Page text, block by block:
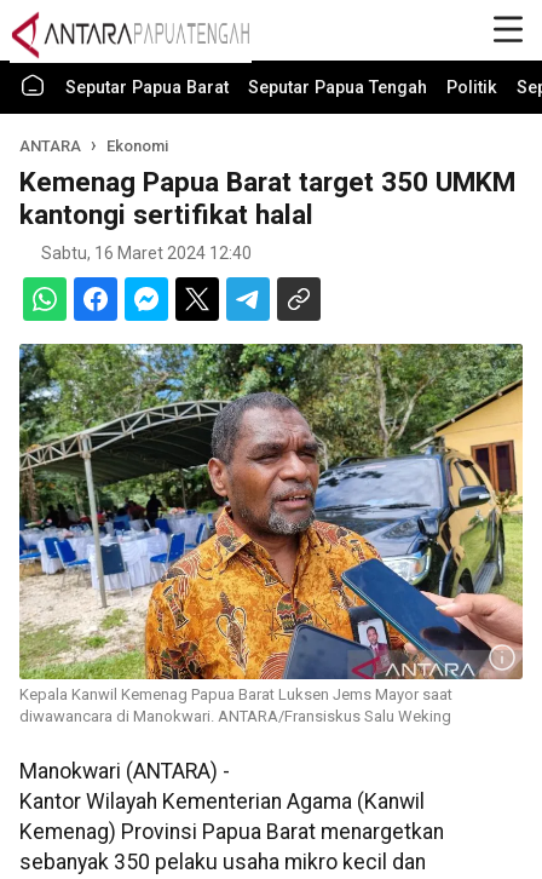
Seputar Papua Barat Seputar Papua Tengah Politik
ANTARA Ekonomi
Kemenag Papua Barat target 350 UMKM
kantongi sertifikat halal
Sabtu, 16 Maret 2024 12:40
Kepala Kanwil Kemenag Papua Barat Luksen Jems Mayor saat
diwawancara di Manokwari. ANTARA/Fransiskus Salu Weking
Manokwari (ANTARA) -
Kantor Wilayah Kementerian Agama (Kanwil
Kemenag) Provinsi Papua Barat menargetkan
sebanyak 350 pelaku usaha mikro kecil dan